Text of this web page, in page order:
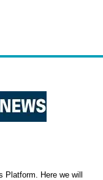
Here we will